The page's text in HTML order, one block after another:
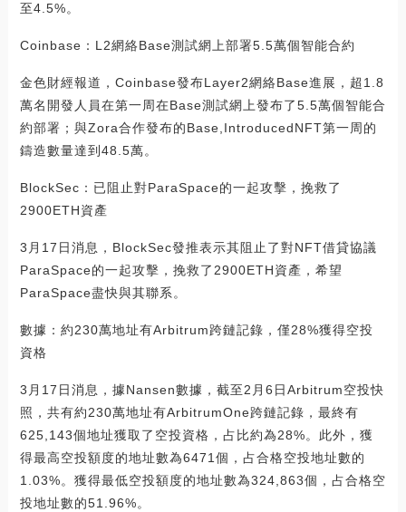
至4.5%。
Coinbase：L2網絡Base測試網上部署5.5萬個智能合約
金色財經報道，Coinbase發布Layer2網絡Base進展，超1.8
萬名開發人員在第一周在Base測試網上發布了5.5萬個智能合
約部署；與Zora合作發布的Base,IntroducedNFT第一周的
鑄造數量達到48.5萬。
BlockSec：已阻止對ParaSpace的一起攻擊，挽救了
2900ETH資產
3月17日消息，BlockSec發推表示其阻止了對NFT借貸協議
ParaSpace的一起攻擊，挽救了2900ETH資產，希望
ParaSpace盡快與其聯系。
數據：約230萬地址有Arbitrum跨鏈記錄，僅28%獲得空投
資格
3月17日消息，據Nansen數據，截至2月6日Arbitrum空投快
照，共有約230萬地址有ArbitrumOne跨鏈記錄，最終有
625,143個地址獲取了空投資格，占比約為28%。此外，獲
得最高空投額度的地址數為6471個，占合格空投地址數的
1.03%。獲得最低空投額度的地址數為324,863個，占合格空
投地址數的51.96%。